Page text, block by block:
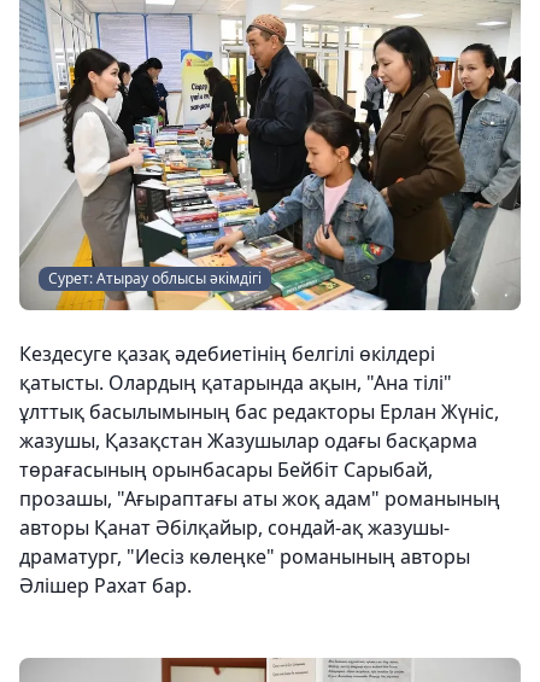
Сурет: Атырау облысы әкімдігі
Кездесуге қазақ әдебиетінің белгілі өкілдері
қатысты. Олардың қатарында ақын, "Ана тілі"
ұлттық басылымының бас редакторы Ерлан Жүніс,
жазушы, Қазақстан Жазушылар одағы басқарма
төрағасының орынбасары Бейбіт Сарыбай,
прозашы, "Ағыраптағы аты жоқ адам" романының
авторы Қанат Әбілқайыр, сондай-ақ жазушы-
драматург, "Иесіз көлеңке" романының авторы
Әлішер Рахат бар.